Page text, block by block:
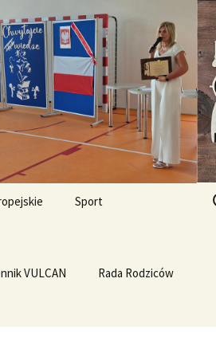
Linux
Sport
WF z Klasą
VULCAN Rada Rodziców